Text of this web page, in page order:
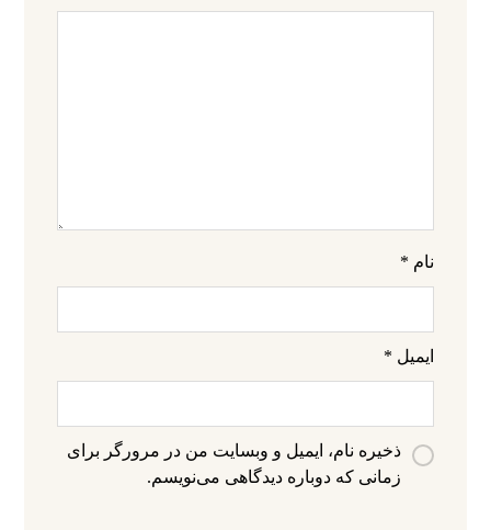
نام *
ایمیل *
ذخیره نام، ایمیل و وبسایت من در مرورگر برای
زمانی که دوباره دیدگاهی می‌نویسم.